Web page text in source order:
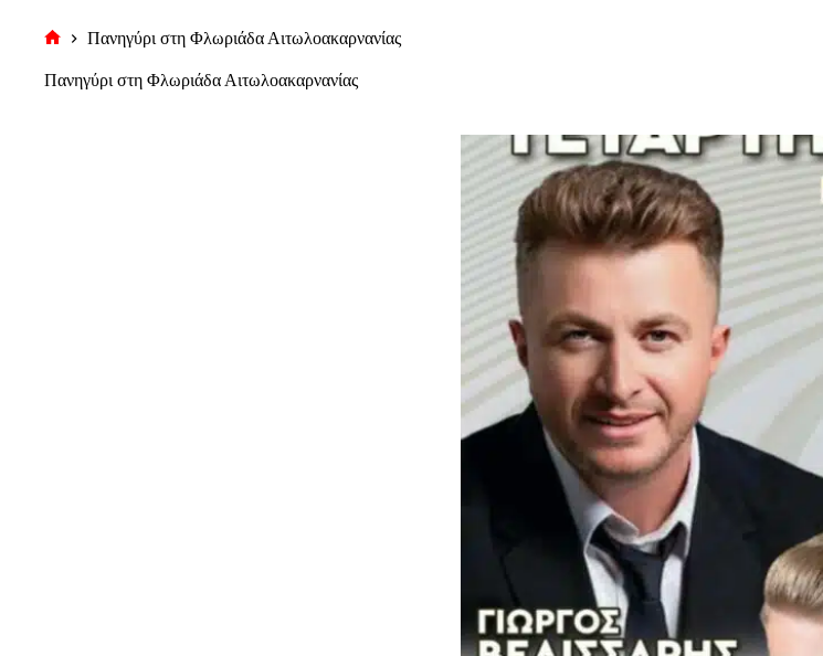
σελίδα
Πανηγύρι στη Φλωριάδα Αιτωλοακαρνανίας
Πανηγύρι στη Φλωριάδα Αιτωλοακαρνανίας